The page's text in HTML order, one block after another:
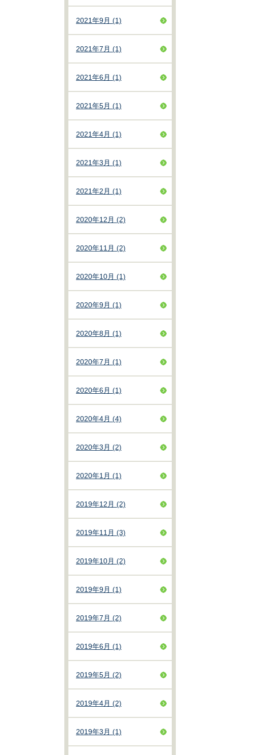
2021年9月 (1)
2021年7月 (1)
2021年6月 (1)
2021年5月 (1)
2021年4月 (1)
2021年3月 (1)
2021年2月 (1)
2020年12月 (2)
2020年11月 (2)
2020年10月 (1)
2020年9月 (1)
2020年8月 (1)
2020年7月 (1)
2020年6月 (1)
2020年4月 (4)
2020年3月 (2)
2020年1月 (1)
2019年12月 (2)
2019年11月 (3)
2019年10月 (2)
2019年9月 (1)
2019年7月 (2)
2019年6月 (1)
2019年5月 (2)
2019年4月 (2)
2019年3月 (1)